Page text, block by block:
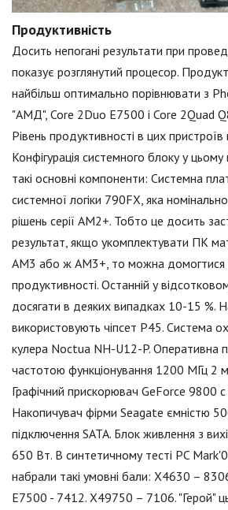
Продуктивність
Досить непогані результати при
показує розглянутий процесор.
найбільш оптимально порівнювати з
"АМД", Core 2Duo Е7500 і Core 2Quad
Рівень продуктивності в цих пристроїв
Конфігурація системного блоку у
такі основні компоненти: Системна
системної логіки 790FX, яка
рішень серії АМ2+. Тобто це досить
результат, якщо укомплектувати ПК
АМ3 або ж АМ3+, то можна домогтися
продуктивності. Останній у
досягати в деяких випадках 10-15 %.
використовують чіпсет Р45. Система
кулера Noctua NH-U12-P. Оперативна
частотою функціонування 1200 МГц 2
Графічний прискорювач GeForce 9800
Накопичувач фірми Seagate ємністю
підключення SATA. Блок живлення з
650 Вт. В синтетичному тесті PC
набрали такі умовні бали: Х4630 –
Е7500 - 7412. Х49750 – 7106. "Герой"